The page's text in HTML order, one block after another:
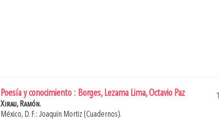
Poesía y conocimiento : Borges, Lezama Lima, Octavio Paz
Xirau, Ramón.
México, D. F.: Joaquín Mortiz (Cuadernos).